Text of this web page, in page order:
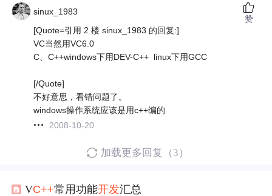
sinux_1983
[Quote=引用 2 楼 sinux_1983 的回复:]
VC当然用VC6.0
C、C++windows下用DEV-C++ linux下用GCC
[/Quote]
不好意思，看错问题了。
windows操作系统应该是用c++编的
2008-10-20
赞
加载更多回复（3）
VC++常用功能开发汇总